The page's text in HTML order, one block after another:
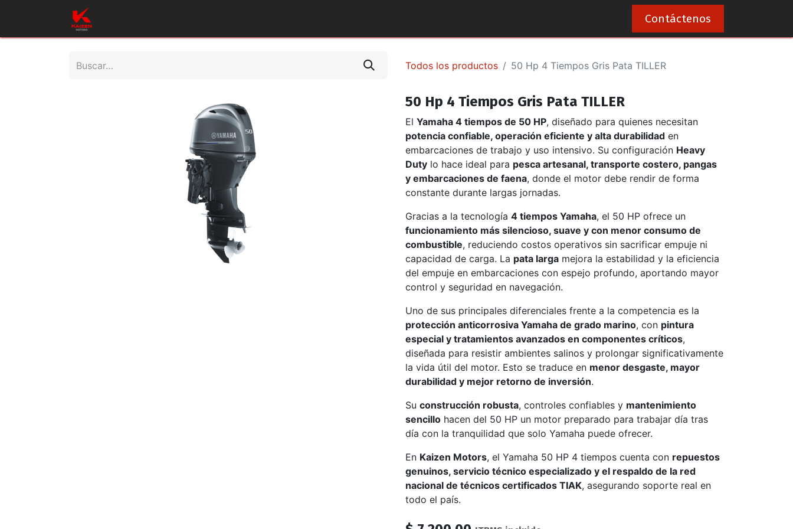
Contáctenos
Todos los productos 50 Hp 4 Tiempos Gris Pata TILLER
50 Hp 4 Tiempos Gris Pata TILLER
El Yamaha 4 tiempos de 50 HP, diseñado para quienes necesitan
potencia confiable, operación eficiente y alta durabilidad en
embarcaciones de trabajo y uso intensivo. Su configuración Heavy
Duty lo hace ideal para pesca artesanal, transporte costero, pangas
y embarcaciones de faena, donde el motor debe rendir de forma
constante durante largas jornadas.
Gracias a la tecnología 4 tiempos Yamaha, el 50 HP ofrece un
funcionamiento más silencioso, suave y con menor consumo de
combustible, reduciendo costos operativos sin sacrificar empuje ni
capacidad de carga. La pata larga mejora la estabilidad y la eficiencia
del empuje en embarcaciones con espejo profundo, aportando mayor
control y seguridad en navegación.
Uno de sus principales diferenciales frente a la competencia es la
protección anticorrosiva Yamaha de grado marino, con pintura
especial y tratamientos avanzados en componentes críticos,
diseñada para resistir ambientes salinos y prolongar significativamente
la vida útil del motor. Esto se traduce en menor desgaste, mayor
durabilidad y mejor retorno de inversión.
Su construcción robusta, controles confiables y mantenimiento
sencillo hacen del 50 HP un motor preparado para trabajar día tras
día con la tranquilidad que solo Yamaha puede ofrecer.
En Kaizen Motors, el Yamaha 50 HP 4 tiempos cuenta con repuestos
genuinos, servicio técnico especializado y el respaldo de la red
nacional de técnicos certificados TIAK, asegurando soporte real en
todo el país.